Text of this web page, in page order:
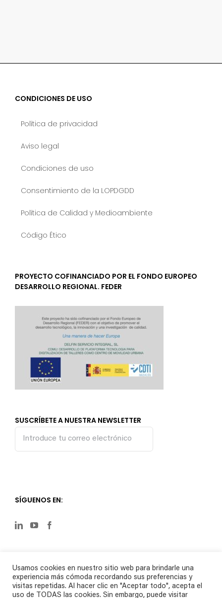
CONDICIONES DE USO
Política de privacidad
Aviso legal
Condiciones de uso
Consentimiento de la LOPDGDD
Política de Calidad y Medioambiente
Código Ético
PROYECTO COFINANCIADO POR EL FONDO EUROPEO
DESARROLLO REGIONAL. FEDER
SUSCRÍBETE A NUESTRA NEWSLETTER
SÍGUENOS EN:
Usamos cookies en nuestro sitio web para brindarle una
experiencia más cómoda recordando sus preferencias y
visitas repetidas. Al hacer clic en "Aceptar todo", acepta el
uso de TODAS las cookies. Sin embargo, puede visitar